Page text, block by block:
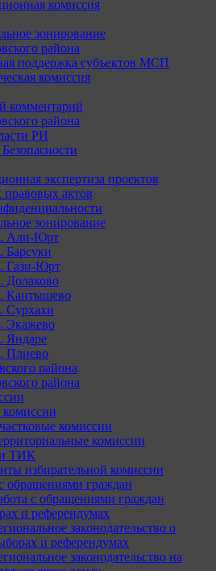
комиссия
зонирование
района
поддержка субъектов МСП
комиссия
комментарий
района
РИ
экспертиза проектов
актов
зонирование
Али-Юрт
Барсуки
Гази-Юрт
Долаково
Кантышево
Сурхахи
Экажево
Яндаре
Плиево
района
района
комиссии
комиссии
ТИК
избирательной комиссии
обращениями граждан
с обращениями граждан
и референдумах
законодательство о
и референдумах
законодательство на